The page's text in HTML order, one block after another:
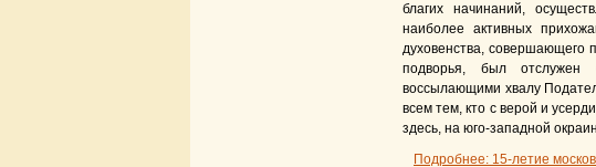
благих начинаний,
наиболее активных
духовенства, совершающего
подворья, был отслужен
воссылающими хвалу
всем тем, кто с верой и
здесь, на юго-западной
Подробнее: 15-летие